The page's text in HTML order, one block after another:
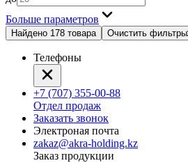
Больше параметров
Найдено 178 товара Очистить фильтры
Телефоны
+7 (707) 355-00-88
Отдел продаж
Заказать звонок
Электроная почта
zakaz@akra-holding.kz
Заказ продукции